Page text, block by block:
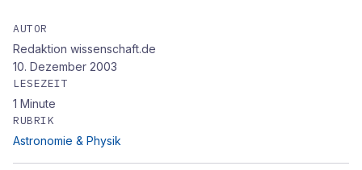
AUTOR
Redaktion wissenschaft.de
10. Dezember 2003
LESEZEIT
1 Minute
RUBRIK
Astronomie & Physik